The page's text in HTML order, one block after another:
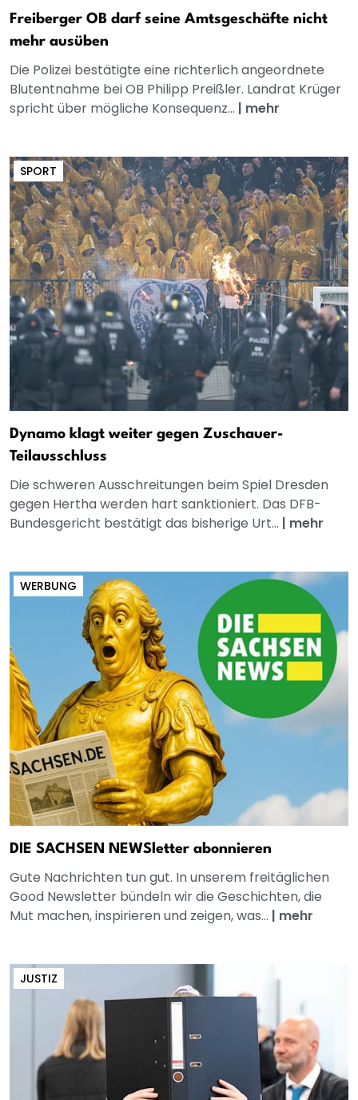
Freiberger OB darf seine Amtsgeschäfte nicht
mehr ausüben
Die Polizei bestätigte eine richterlich angeordnete
Blutentnahme bei OB Philipp Preißler. Landrat Krüger
spricht über mögliche Konsequenz... | mehr
SPORT
Dynamo klagt weiter gegen Zuschauer-
Teilausschluss
Die schweren Ausschreitungen beim Spiel Dresden
gegen Hertha werden hart sanktioniert. Das DFB-
Bundesgericht bestätigt das bisherige Urt... | mehr
WERBUNG
DIE SACHSEN NEWSletter abonnieren
Gute Nachrichten tun gut. In unserem freitäglichen
Good Newsletter bündeln wir die Geschichten, die
Mut machen, inspirieren und zeigen, was... | mehr
JUSTIZ